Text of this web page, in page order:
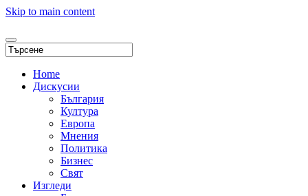
Skip to main content
Home
Дискусии
България
Култура
Европа
Мнения
Политика
Бизнес
Свят
Изгледи